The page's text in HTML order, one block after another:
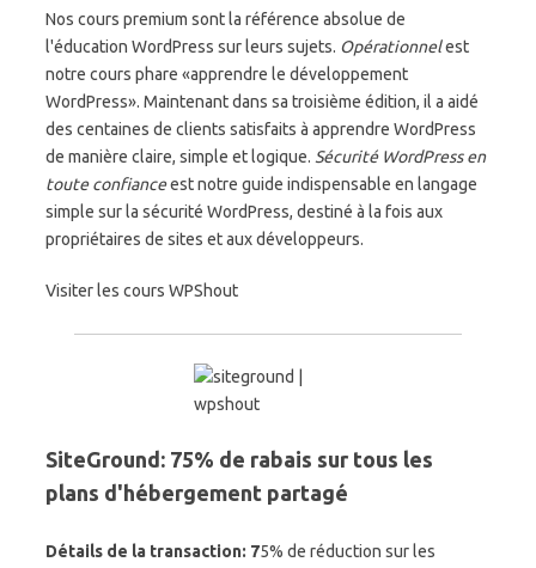
Nos cours premium sont la référence absolue de
l'éducation WordPress sur leurs sujets. Opérationnelest
notre cours phare «apprendre le développement
WordPress». Maintenant dans sa troisième édition, il a aidé
des centaines de clients satisfaits à apprendre WordPress
de manière claire, simple et logique. Sécurité WordPress en
toute confianceest notre guide indispensable en langage
simple sur la sécurité WordPress, destiné à la fois aux
propriétaires de sites et aux développeurs.
Visiter les cours WPShout
SiteGround: 75% de rabais sur tous les
plans d'hébergement partagé
Détails de la transaction: 75% de réduction sur les